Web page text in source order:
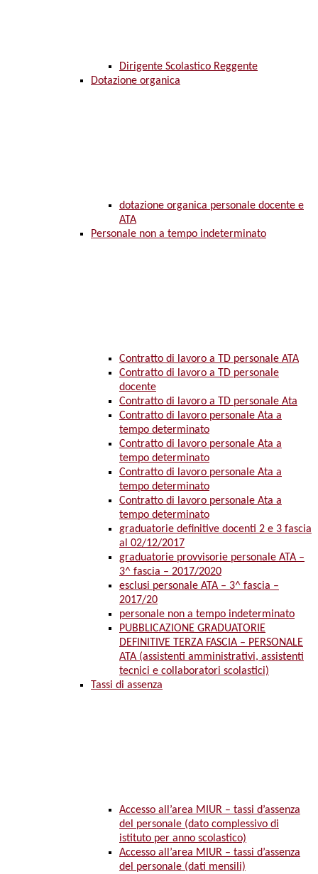
Dirigente Scolastico Reggente
Dotazione organica
dotazione organica personale docente e
ATA
Personale non a tempo indeterminato
Contratto di lavoro a TD personale ATA
Contratto di lavoro a TD personale
docente
Contratto di lavoro a TD personale Ata
Contratto di lavoro personale Ata a
tempo determinato
Contratto di lavoro personale Ata a
tempo determinato
Contratto di lavoro personale Ata a
tempo determinato
Contratto di lavoro personale Ata a
tempo determinato
graduatorie definitive docenti 2 e 3 fascia
al 02/12/2017
graduatorie provvisorie personale ATA –
3^ fascia – 2017/2020
esclusi personale ATA – 3^ fascia –
2017/20
personale non a tempo indeterminato
PUBBLICAZIONE GRADUATORIE
DEFINITIVE TERZA FASCIA – PERSONALE
ATA (assistenti amministrativi, assistenti
tecnici e collaboratori scolastici)
Tassi di assenza
Accesso all’area MIUR – tassi d’assenza
del personale (dato complessivo di
istituto per anno scolastico)
Accesso all’area MIUR – tassi d’assenza
del personale (dati mensili)